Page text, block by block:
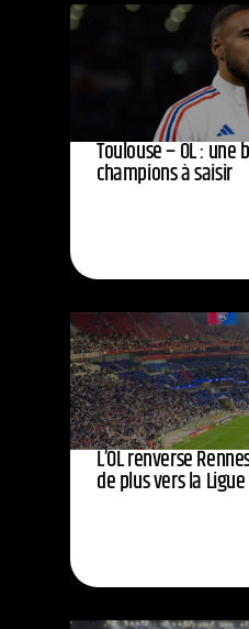
Toulouse – OL : une
champions à saisir
L’OL renverse
de plus vers la